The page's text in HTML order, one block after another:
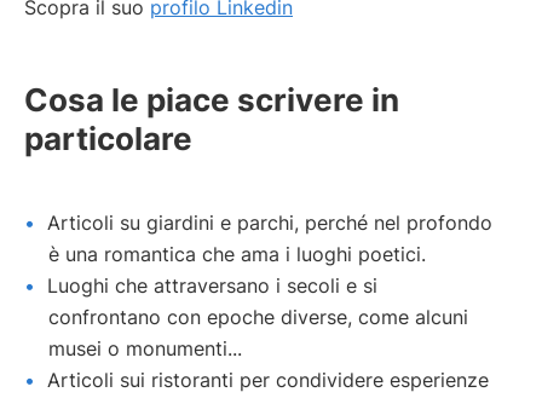
Scopra il suo profilo Linkedin
Cosa le piace scrivere in
particolare
Articoli su giardini e parchi, perché nel profondo
è una romantica che ama i luoghi poetici.
Luoghi che attraversano i secoli e si
confrontano con epoche diverse, come alcuni
musei o monumenti...
Articoli sui ristoranti per condividere esperienze